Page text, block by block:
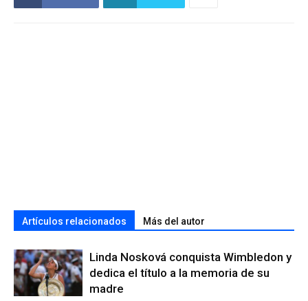
Artículos relacionados Más del autor
Linda Nosková conquista Wimbledon y
dedica el título a la memoria de su
madre